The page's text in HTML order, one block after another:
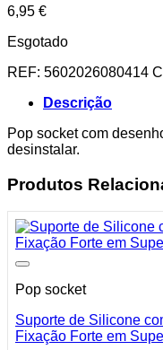
6,95 €
Esgotado
REF: 5602026080414
Descrição
Pop socket com
desinstalar.
Produtos
Pop socket
Suporte de Silicone
Fixação Forte em